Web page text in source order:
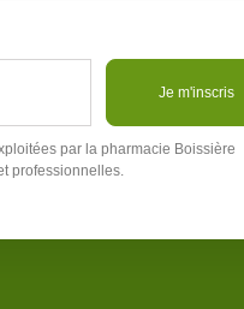
Je m'inscris
par la pharmacie Boissière
professionnelles.